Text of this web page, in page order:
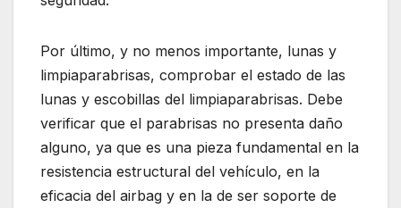
Por último, y no menos importante, lunas y
limpiaparabrisas, comprobar el estado de las
lunas y escobillas del limpiaparabrisas. Debe
verificar que el parabrisas no presenta daño
alguno, ya que es una pieza fundamental en la
resistencia estructural del vehículo, en la
eficacia del airbag y en la de ser soporte de